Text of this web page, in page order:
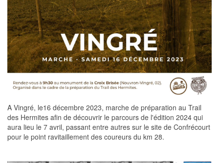
A Vingré, le16 décembre 2023, marche de préparation au Trail
des Hermites afin de découvrir le parcours de l'édition 2024 qui
aura lieu le 7 avril, passant entre autres sur le site de Confrécourt
pour le point ravitaillement des coureurs du km 28.